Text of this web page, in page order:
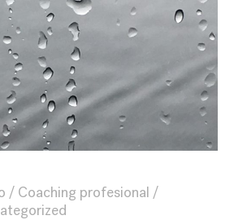
Coaching profesional